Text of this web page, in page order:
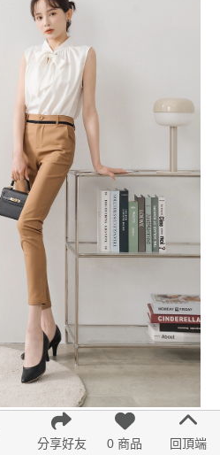
回頂端
0 商品
分享好友